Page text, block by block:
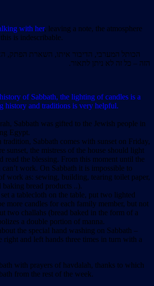
with her, leaving a note, the atmosphere
is indescribable.
הכותל המערבי, הדיבור איתו, השארת הפתק,
הזה – כל זה לא ניתן לתאור.
of Sabbath, the lighting of candles is a
history and traditions is very helpful.
Sabbath was gifted to the Jewish people in
Egypt.
Sabbath comes with sunset on Friday,
sunset, the mistress of the house should light
read the blessing. From this moment until the
work. On Sabbath it is impossible to
work as: sewing, building, tearing toilet paper,
baking bread products ..).
a tablecloth on the table, put two lighted
more candles for each family member, but not
two challahs (bread baked in the form of a
a double portion of manna.
the special hand washing on Sabbath –
right and left hands three times in turn with a
with prayers of havdalah, thanks to which
from the rest of the week.